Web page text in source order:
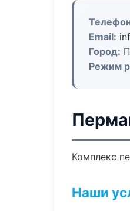
Email:
Город:
Режим
Комплекс
Наши